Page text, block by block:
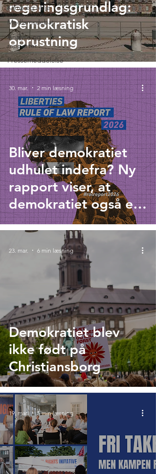
Klima og Miljø
Medlemsdebat
Analyse og
rapporter
Pressemeddelelse
regeringsgrundlag:
Demokratisk
oprustning
Bliver demokratiet
udhulet indefra? Ny
rapport viser, at
demokratiet også er
under pres i Danmark
30. mar. 2 min læsning
Demokratiet blev
ikke født på
Christiansborg
23. mar. 6 min læsning
19. mar. 5 min læsning